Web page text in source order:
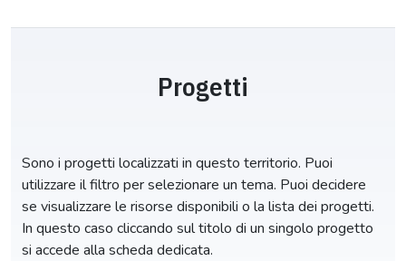
Progetti
Sono i progetti localizzati in questo territorio. Puoi
utilizzare il filtro per selezionare un tema. Puoi decidere
se visualizzare le risorse disponibili o la lista dei progetti.
In questo caso cliccando sul titolo di un singolo progetto
si accede alla scheda dedicata.